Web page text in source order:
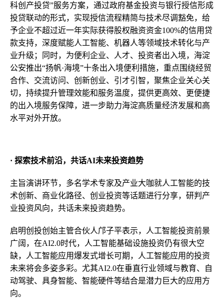
科创产投贷”服务方案，通过政府基金投资与银行授信形成
投贷联动的形式，实现授信流程精简与技术尽调豁免，给
予企业不超过近一年实际获得股权融资资金100%的信用贷
款支持，深度赋能人工智能、机器人等领域技术转化与产
业升级；同时，为便利企业、人才、投资者出入境，海淀
公安推出“扬帆·海境”十条出入境便利措施，重点围绕经贸
合作、交流访问、创新创业、引才引智，聚焦企业关心关
切，持续提升管理效能和服务温度，提供更高效、更便捷
的出入境服务保障，进一步助力海淀高质量经济发展和高
水平对外开放。
· 探索技术前沿，共话AI未来投资趋势
主旨演讲环节，多名学术专家及产业大咖就人工智能的技
术创新、商业化路径、创业投资等话题进行分享，研判产
业投资风向，共话未来投资趋势。
启明创投创始主管合伙人邝子平表示，人工智能投资前景
广阔，在AI2.0时代，人工智能基础设施投资仍有很大空
缺，人工智能应用爆发式增长可期，人工智能应用的投资
未来将会多姿多彩。尤其AI2.0在垂直行业领域与教育、自
动驾驶、具身智能、智能硬件等结合是潜力巨大的应用方
向。